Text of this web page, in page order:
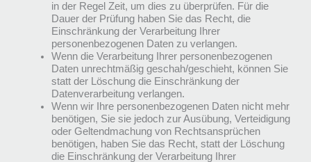
in der Regel Zeit, um dies zu überprüfen. Für die
Dauer der Prüfung haben Sie das Recht, die
Einschränkung der Verarbeitung Ihrer
personenbezogenen Daten zu verlangen.
Wenn die Verarbeitung Ihrer personenbezogenen
Daten unrechtmäßig geschah/geschieht, können Sie
statt der Löschung die Einschränkung der
Datenverarbeitung verlangen.
Wenn wir Ihre personenbezogenen Daten nicht mehr
benötigen, Sie sie jedoch zur Ausübung, Verteidigung
oder Geltendmachung von Rechtsansprüchen
benötigen, haben Sie das Recht, statt der Löschung
die Einschränkung der Verarbeitung Ihrer